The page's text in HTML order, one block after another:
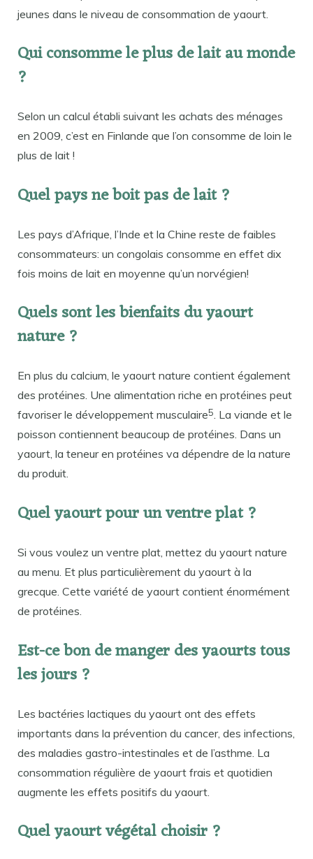
jeunes dans le niveau de consommation de yaourt.
Qui consomme le plus de lait au monde
?
Selon un calcul établi suivant les achats des ménages
en 2009, c’est en Finlande que l’on consomme de loin le
plus de lait !
Quel pays ne boit pas de lait ?
Les pays d’Afrique, l’Inde et la Chine reste de faibles
consommateurs: un congolais consomme en effet dix
fois moins de lait en moyenne qu’un norvégien!
Quels sont les bienfaits du yaourt
nature ?
En plus du calcium, le yaourt nature contient également
des protéines. Une alimentation riche en protéines peut
favoriser le développement musculaire5. La viande et le
poisson contiennent beaucoup de protéines. Dans un
yaourt, la teneur en protéines va dépendre de la nature
du produit.
Quel yaourt pour un ventre plat ?
Si vous voulez un ventre plat, mettez du yaourt nature
au menu. Et plus particulièrement du yaourt à la
grecque. Cette variété de yaourt contient énormément
de protéines.
Est-ce bon de manger des yaourts tous
les jours ?
Les bactéries lactiques du yaourt ont des effets
importants dans la prévention du cancer, des infections,
des maladies gastro-intestinales et de l’asthme. La
consommation régulière de yaourt frais et quotidien
augmente les effets positifs du yaourt.
Quel yaourt végétal choisir ?